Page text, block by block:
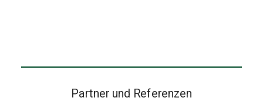
Partner und Referenzen